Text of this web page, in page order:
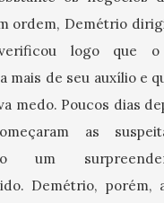
ordem, Demétrio
logo que o
mais de seu auxílio e
medo. Poucos dias
as
um
Demétrio, porém,